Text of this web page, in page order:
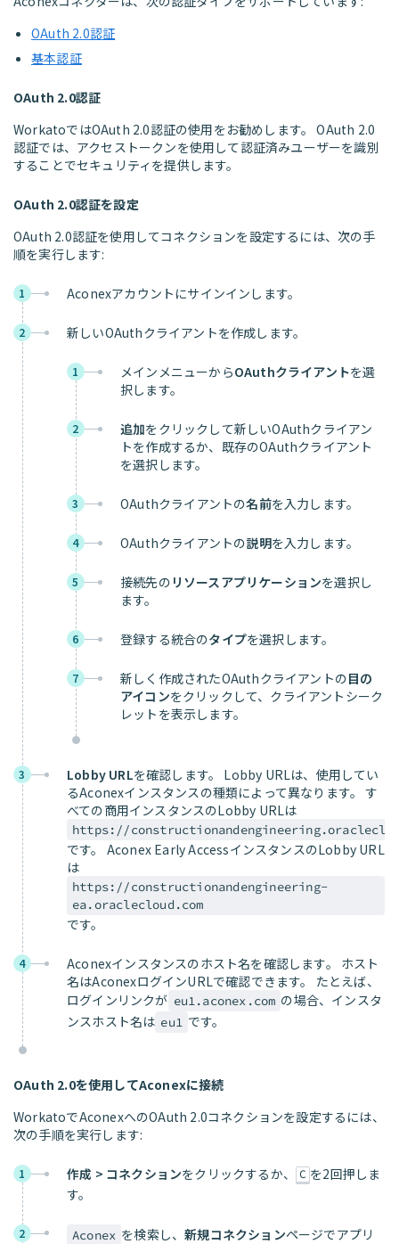
OAuth 2.0認証
基本認証
OAuth 2.0認証
WorkatoではOAuth 2.0認証の使用をお勧めします。 OAuth 2.0
認証では、アクセストークンを使用して認証済みユーザーを識別
することでセキュリティを提供します。
OAuth 2.0認証を設定
OAuth 2.0認証を使用してコネクションを設定するには、次の手
順を実行します:
1 Aconexアカウントにサインインします。
2 新しいOAuthクライアントを作成します。
1 メインメニューからOAuthクライアントを選
択します。
2 追加をクリックして新しいOAuthクライアン
トを作成するか、既存のOAuthクライアント
を選択します。
3 OAuthクライアントの名前を入力します。
4 OAuthクライアントの説明を入力します。
5 接続先の リソースアプリケーションを選択し
ます。
6 登録する統合のタイプを選択します。
7 新しく作成されたOAuthクライアントの目の
アイコンをクリックして、クライアントシーク
レットを表示します。
3 Lobby URLを確認します。 Lobby URLは、使用してい
るAconexインスタンスの種類によって異なります。 す
べての商用インスタンスのLobby URLは
https://
です。 Aconex Early AccessインスタンスのLobby URL
は
https://constructionandengineering-
ea.oraclecloud.com
です。
4
Aconexインスタンスのホスト名を確認します。 ホスト
名はAconexログインURLで確認できます。 たとえば、
ログインリンクが eu1.aconex.com の場合、インスタ
ンスホスト名は eu1 です。
OAuth 2.0を使用してAconexに接続
WorkatoでAconexへのOAuth 2.0コネクションを設定するには、
次の手順を実行します:
1 作成 > コネクションをクリックするか、 C を2回押しま
す。
2 Aconex を検索し、新規コネクションページでアプリ